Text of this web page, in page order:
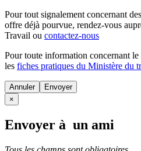
Pour tout signalement concernant des
offre déjà pourvue, rendez-vous
Travail ou contactez-nous
Pour toute information concernant le
les fiches pratiques du Ministère du
Annuler
×
Envoyer à un ami